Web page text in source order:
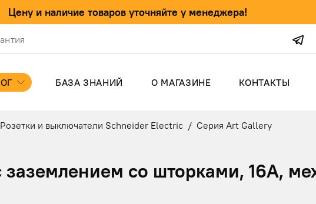
Цену и наличие товаров уточняйте у менеджера!
БАЗА ЗНАНИЙ О МАГАЗИНЕ КОНТАКТЫ
Розетки и выключатели Schneider Electric / Серия Art Gallery
заземлением со шторками, 16А,